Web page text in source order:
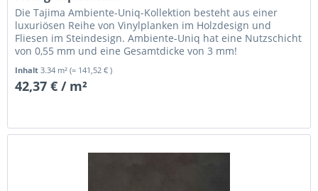
Die Tajima Ambiente-Uniq-Kollektion besteht aus einer
luxuriösen Reihe von Vinylplanken im Holzdesign und
Fliesen im Steindesign. Ambiente-Uniq hat eine Nutzschicht
von 0,55 mm und eine Gesamtdicke von 3 mm!
Inhalt 3.34 m²(= 141,52 € )
42,37 € / m²